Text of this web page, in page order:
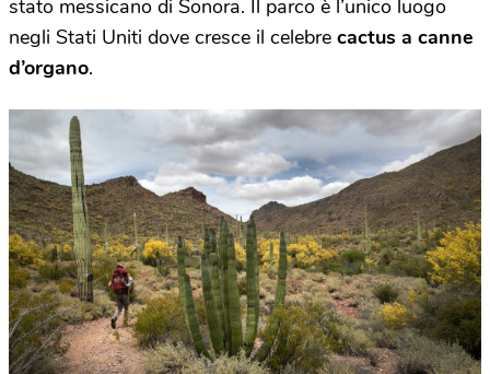
stato messicano di Sonora. Il parco è l’unico luogo
negli Stati Uniti dove cresce il celebre cactus a canne
d’organo.